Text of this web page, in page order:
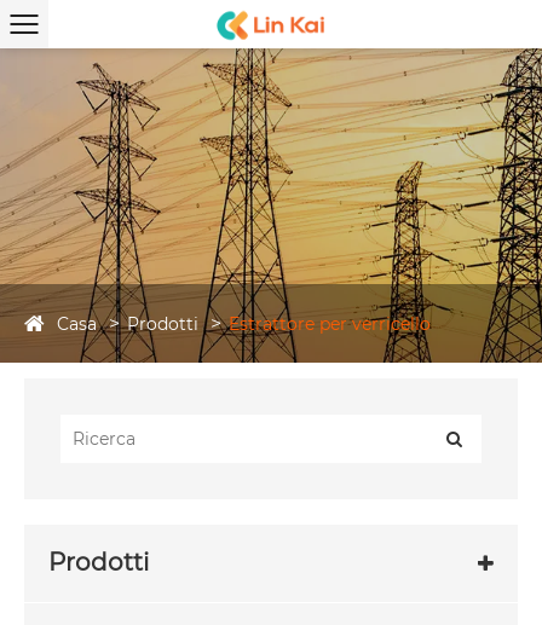
Casa Prodotti Estrattore per verricello
Prodotti